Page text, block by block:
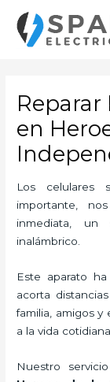
contenido
Reparar
en
Los celulares
importante,
inmediata,
inalámbrico.
Este aparato
acorta
familia, amigos y
a la vida
Nuestro